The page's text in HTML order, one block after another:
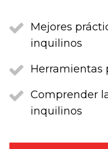
Mejores
inquilinos
Herramientas
Comprender
inquilinos